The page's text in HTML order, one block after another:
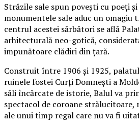
Străzile sale spun povești cu poeți
monumentele sale aduc un
centrul acestei sărbători se află
arhitecturală neo-gotică,
impunătoare clădiri din țară.
Construit între 1906 și 1925,
ruinele fostei Curți Domnești a
săli încărcate de istorie, Balul va
spectacol de coroane
ale unui timp regal care nu va fi